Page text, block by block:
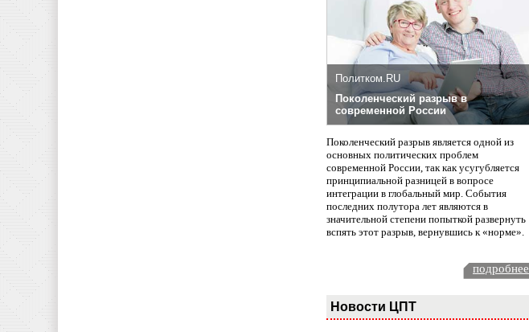
Политком.RU
Поколенческий разрыв в
современной России
Поколенческий разрыв является одной из
основных политических проблем
современной России, так как усугубляется
принципиальной разницей в вопросе
интеграции в глобальный мир. События
последних полутора лет являются в
значительной степени попыткой развернуть
вспять этот разрыв, вернувшись к «норме».
подробнее
Новости ЦПТ